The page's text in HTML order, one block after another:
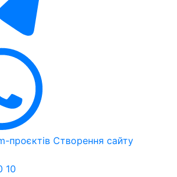
проєктів Створення сайту
10